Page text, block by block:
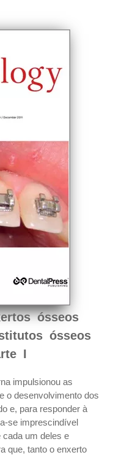
ósseos
ósseos
I
impulsionou as
o desenvolvimento dos
e, para responder à
se imprescindível
um deles e
que, tanto o enxerto